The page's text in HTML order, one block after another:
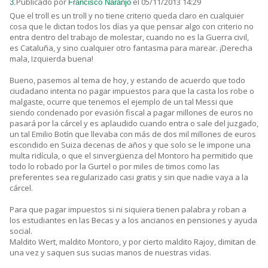
3. Francisco Naranjo
Que el troll es un troll y no tiene criterio queda claro en cualquier
cosa que le dictan todos los días ya que pensar algo con criterio no
entra dentro del trabajo de molestar, cuando no es la Guerra civil,
es Cataluña, y sino cualquier otro fantasma para marear. ¡Derecha
mala, Izquierda buena!
Bueno, pasemos al tema de hoy, y estando de acuerdo que todo
ciudadano intenta no pagar impuestos para que la casta los robe o
malgaste, ocurre que tenemos el ejemplo de un tal Messi que
siendo condenado por evasión fiscal a pagar millones de euros no
pasará por la cárcel y es aplaudido cuando entra o sale del juzgado,
un tal Emilio Botín que llevaba con más de dos mil millones de euros
escondido en Suiza decenas de años y que solo se le impone una
multa ridícula, o que el sinvergüenza del Montoro ha permitido que
todo lo robado por la Gurtel o por miles de timos como las
preferentes sea regularizado casi gratis y sin que nadie vaya a la
cárcel.
Para que pagar impuestos si ni siquiera tienen palabra y roban a
los estudiantes en las Becas y a los ancianos en pensiones y ayuda
social.
Maldito Wert, maldito Montoro, y por cierto maldito Rajoy, dimitan de
una vez y saquen sus sucias manos de nuestras vidas.